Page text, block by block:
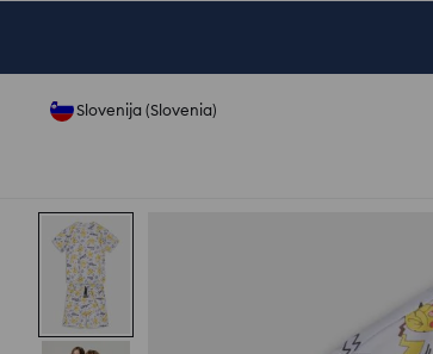
Slovenija (Slovenia)